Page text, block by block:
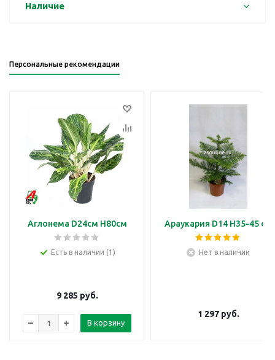
Наличие
Персональные рекомендации
Аглонема D24см H80см
Есть в наличии (1)
9 285 руб.
В корзину
Араукария D14 H35-45 см
Нет в наличии
1 297руб.